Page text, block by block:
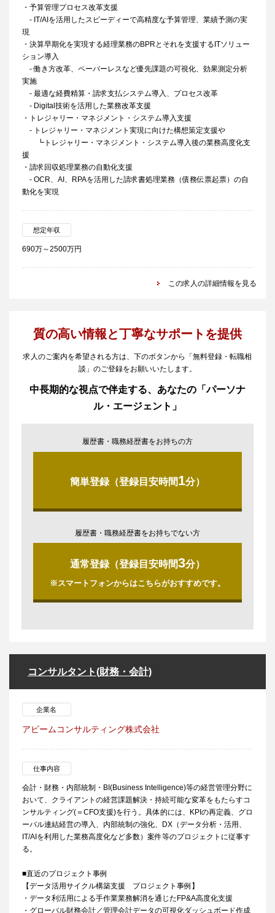
・予算管理プロセス改革支援
- IT/AIを活用したスピーディーで高精度な予算管理、業績予測の実
現
・決算早期化を実現する経理業務のBPRとそれを支援するITソリュー
ション導入
- 働き方改革、ペーパーレスなど優先課題の可視化、効果測定分析
実施
- 最適な経費精算・請求支払システム導入、プロセス改革
- Digital技術を活用した業務改革支援
・トレジャリー・マネジメント・システム導入支援
- トレジャリー・マネジメント実現に向けた構想策定支援や
┗トレジャリー・マネジメント・システム導入後の業務高度化支
援
・請求回収処理業務の自動化支援
- OCR、AI、RPAを活用した請求書処理業務（債務伝票起票）の自
動化を実現
想定年収
690万～2500万円
この求人の詳細情報を見る
質の高い情報と丁寧なサポートを提供
求人のご案内を希望される方は、下のボタンから「無料登録・転職相
談」のご登録をお願いいたします。
中長期的な視点で伴走する、あなたの「パーソナ
ル・エージェント」
履歴書・職務経歴書をお持ちの方
簡単登録（登録目安時間1分）
履歴書・職務経歴書をお持ちでない方
通常登録（登録目安時間3分）
※スマートフォンからはこちらがおすすめです。
コンサルタント(財務・会計)
企業名
アビームコンサルティング株式会社
仕事内容
会計・財務・内部統制・BI(Business Intelligence)等の経営管理分野に
おいて、クライアントの経営課題解決・持続可能な変革をもたらすコ
ンサルティング(＝CFO支援)を行う。具体的には、KPIの再定義、グロ
ーバル連結経営の導入、内部統制の強化、DX（データ分析・活用、
IT/AIを利用した業務高度化など多数）案件等のプロジェクトに従事す
る。
■直近のプロジェクト事例
【データ活用サイクル構築支援 プロジェクト事例】
・データ利活用による手作業業務解消を通じたFP&A高度化支援
・グローバル財務会計／管理会計データの可視化ダッシュボード作成